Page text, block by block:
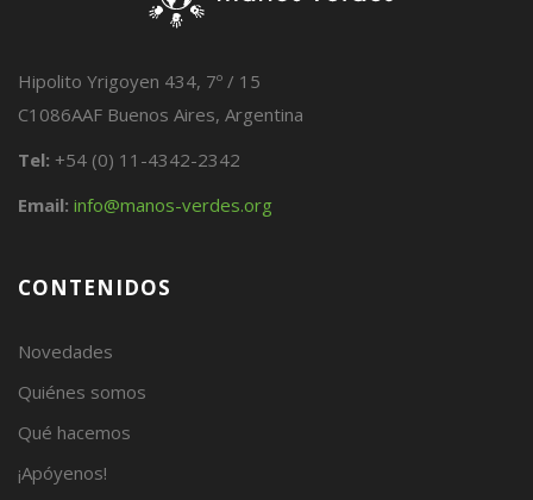
Hipolito Yrigoyen 434, 7º / 15
C1086AAF Buenos Aires, Argentina
Tel: +54 (0) 11-4342-2342
Email: info@manos-verdes.org
CONTENIDOS
Novedades
Quiénes somos
Qué hacemos
¡Apóyenos!